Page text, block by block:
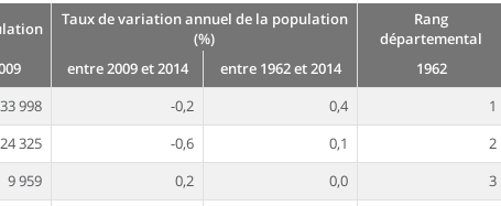
Taux de variation annuel de la population
(%)
Rang
départemental
entre 2009 et 2014 entre 1962 et 2014
1962
998 -0,2 0,4
1
24 325 -0,6 0,1
2
9 959 0,2 0,0
3